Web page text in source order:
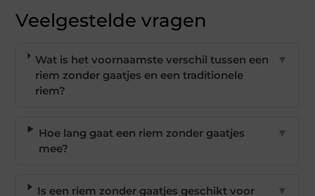
Veelgestelde vragen
Wat is het voornaamste verschil tussen een
riem zonder gaatjes en een traditionele
riem?
▼
Hoe lang gaat een riem zonder gaatjes
mee?
▼
Is een riem zonder gaatjes geschikt voor
▼